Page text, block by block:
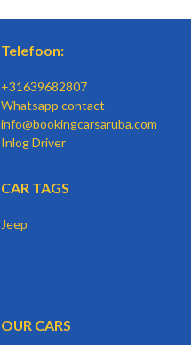
Telefoon:
+31639682807
Whatsapp contact
info@bookingcarsaruba.com
Inlog Driver
CAR TAGS
Jeep
OUR CARS